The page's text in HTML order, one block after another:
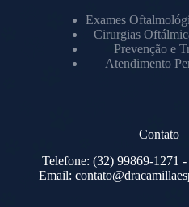
Exames
Cirurgias
Prevenção e
Atendimento
Contato
Telefone: (32) 99869-1271 -
Email: